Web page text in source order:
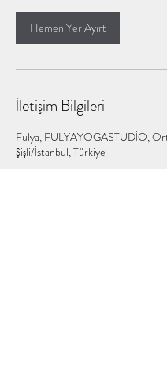
Hemen Yer Ayırt
İletişim Bilgileri
Fulya, FULYAYOGASTUDİO,
Şişli/İstanbul, Türkiye